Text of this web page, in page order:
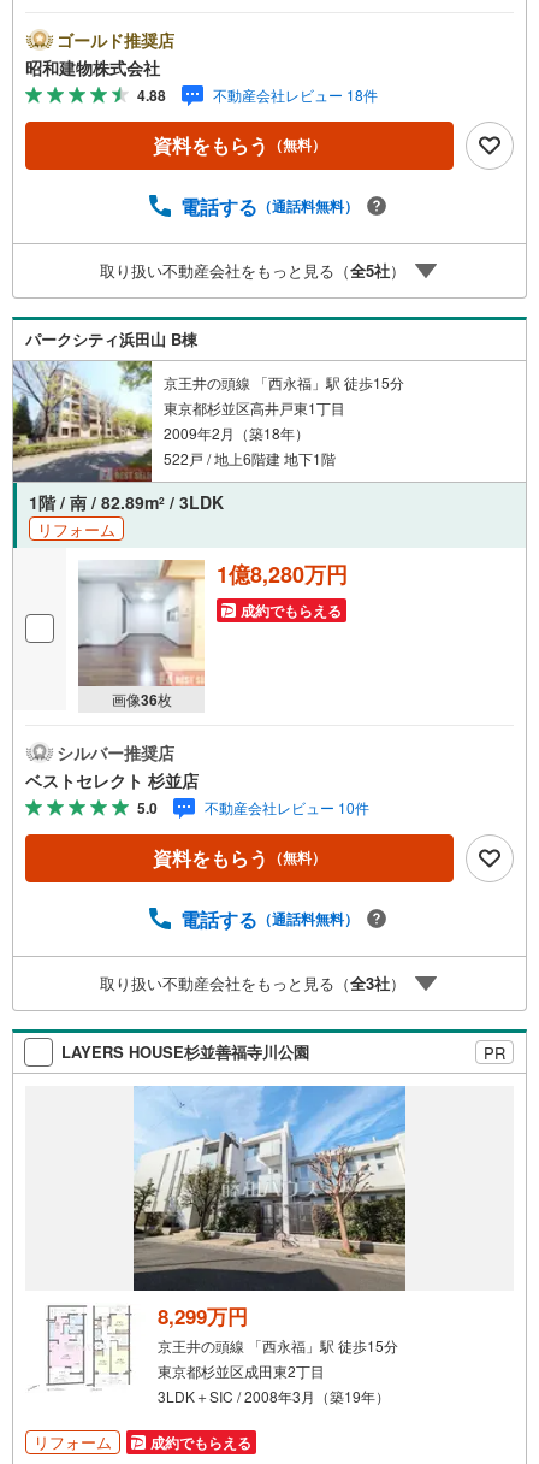
王井の頭線浜田山駅徒歩8分。 ・・・地域密着昭和建物で
す・・・ 西荻窪に創業44年、地域密着の不動産会社で
す。 不動産購入、買換えには、不安がつきもの。 物件の
選定や住宅ローンはもちろん地域密着だからこその情報を
お伝え、ご提案いたします。 お気軽にご相談、ご来社頂
ける会社です。スタッフ一同、心よりお待ちしておりま
産をお手伝いいたします。 キッズルーム充実・チャイルド-
ようご案内しておりますのでぜひ、お気軽にお問い合わせ
ください。 営業時間: 9:00 - 20:00
ゴールド推奨店
昭和建物株式会社
4.88 不動産会社レビュー 18件
資料をもらう （無料）
電話する （通話料無料）
取り扱い不動産会社をもっと見る（全5社）
パークシティ浜田山 B棟
京王井の頭線 「西永福」駅 徒歩15分
東京都杉並区高井戸東1丁目
2009年2月（築18年）
522戸 / 地上6階建 地下1階
1階 / 南 / 82.89m2 / 3LDK
リフォーム
画像36枚
1億8,280万円
成約でもらえる
シルバー推奨店
ベストセレクト 杉並店
5.0 不動産会社レビュー 10件
資料をもらう （無料）
電話する （通話料無料）
取り扱い不動産会社をもっと見る（全3社）
LAYERS HOUSE杉並善福寺川公園 PR
8,299万円
京王井の頭線 「西永福」駅 徒歩15分
東京都杉並区成田東2丁目
3LDK＋SIC / 2008年3月（築19年）
リフォーム 成約でもらえる